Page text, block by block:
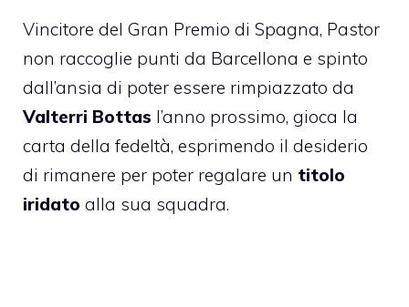
Vincitore del Gran Premio di Spagna, Pastor
non raccoglie punti da Barcellona e spinto
dall’ansia di poter essere rimpiazzato da
Valterri Bottas l’anno prossimo, gioca la
carta della fedeltà, esprimendo il desiderio
di rimanere per poter regalare un titolo
iridato alla sua squadra.